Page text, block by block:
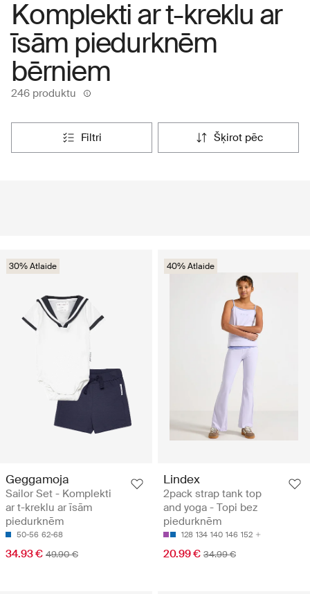
Komplekti ar t-kreklu ar
īsām piedurknēm
bērniem
246 produktu
filtri šķirot pēc
30% Atlaide
Geggamoja
Sailor Set - Komplekti
ar t-kreklu ar īsām
piedurknēm
50-56 62-68
34.93 € 49.90 €
40% Atlaide
Lindex
2pack strap tank top
and yoga - Topi bez
piedurknēm
128 134 140 146 152
20.99 € 34.99 €